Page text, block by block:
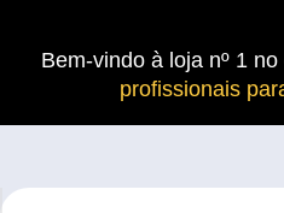
Bem-vindo à loja nº 1
profissionais
S